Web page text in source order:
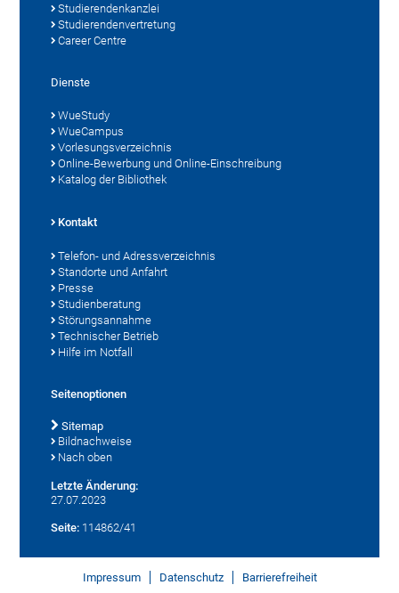
Studierendenkanzlei
Studierendenvertretung
Career Centre
Dienste
WueStudy
WueCampus
Vorlesungsverzeichnis
Online-Bewerbung und Online-Einschreibung
Katalog der Bibliothek
Kontakt
Telefon- und Adressverzeichnis
Standorte und Anfahrt
Presse
Studienberatung
Störungsannahme
Technischer Betrieb
Hilfe im Notfall
Seitenoptionen
Sitemap
Bildnachweise
Nach oben
Letzte Änderung:
27.07.2023
Seite: 114862/41
Impressum Datenschutz Barrierefreiheit